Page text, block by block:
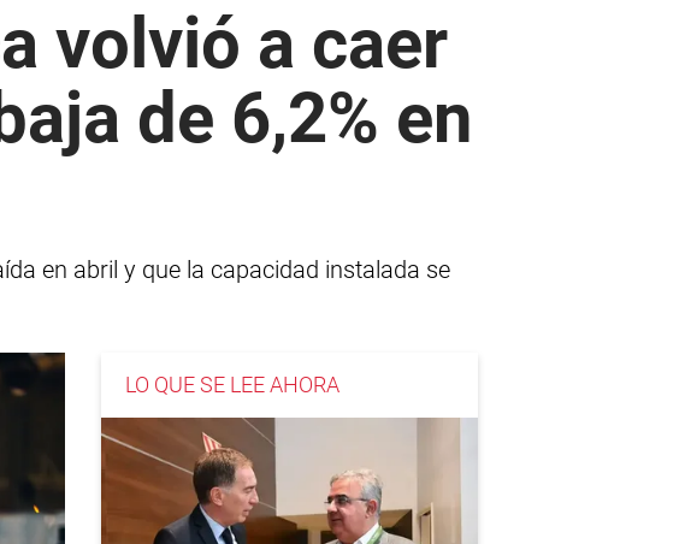
volvió a caer
de 6,2% en
en abril y que la capacidad instalada se
LO QUE SE LEE AHORA